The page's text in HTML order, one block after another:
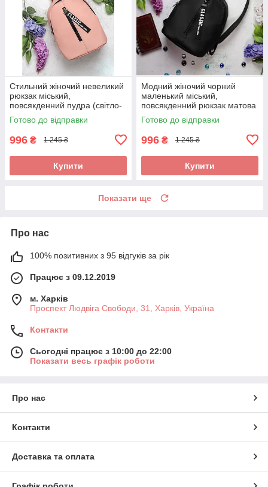
Стильний жіночий невеликий
рюкзак міський,
повсякденний пудра (світло-
рожевий), матова еко-шкіра
Готово до відправки
996 ₴ 1 245 ₴
Купити
Модний жіночий чорний
маленький міський,
повсякденний рюкзак матова
еко-шкіра
Готово до відправки
996 ₴ 1 245 ₴
Купити
Показати ще
Про нас
100% позитивних з 95 відгуків за рік
Працює з 09.12.2019
м. Харків
Проспект Людвіга Свободи, 31, Харків, Україна
Контакти
Сьогодні працює з 10:00 до 22:00
Показати весь графік роботи
Про нас
Контакти
Доставка та оплата